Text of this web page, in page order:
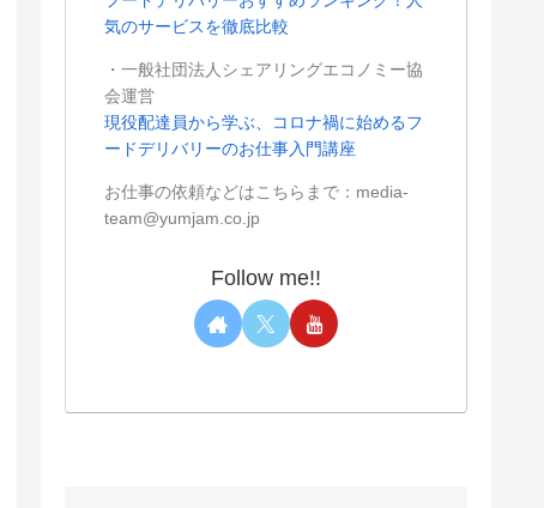
気のサービスを徹底比較
・一般社団法人シェアリングエコノミー協
会運営
現役配達員から学ぶ、コロナ禍に始めるフ
ードデリバリーのお仕事入門講座
お仕事の依頼などはこちらまで：media-
team@yumjam.co.jp
Follow me!!